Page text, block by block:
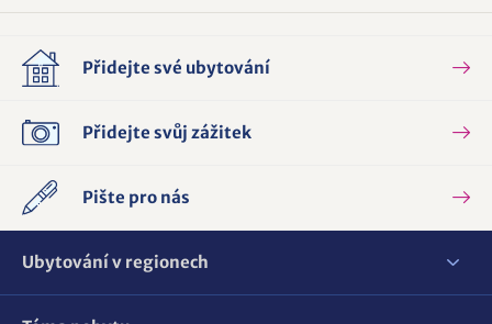
Přidejte své ubytování
Přidejte svůj zážitek
Pište pro nás
Ubytování v regionech